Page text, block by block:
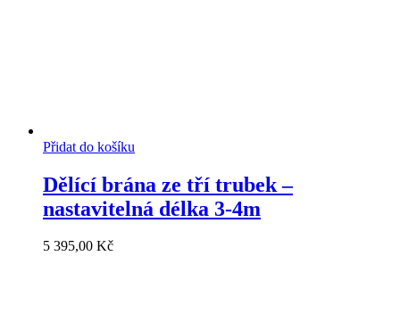
Přidat do košíku
Dělící brána ze tří trubek –
nastavitelná délka 3-4m
5 395,00 Kč